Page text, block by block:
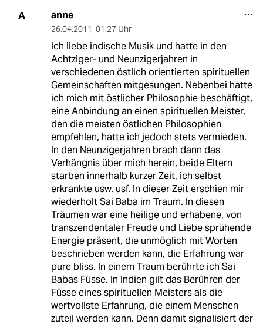
A anne
26.04.2011, 01:27 Uhr
Ich liebe indische Musik und hatte in den
Achtziger- und Neunzigerjahren in
verschiedenen östlich orientierten spirituellen
Gemeinschaften mitgesungen. Nebenbei hatte
ich mich mit östlicher Philosophie beschäftigt,
eine Anbindung an einen spirituellen Meister,
den die meisten östlichen Philosophien
empfehlen, hatte ich jedoch stets vermieden.
In den Neunzigerjahren brach dann das
Verhängnis über mich herein, beide Eltern
starben innerhalb kurzer Zeit, ich selbst
erkrankte usw. usf. In dieser Zeit erschien mir
wiederholt Sai Baba im Traum. In diesen
Träumen war eine heilige und erhabene, von
transzendentaler Freude und Liebe sprühende
Energie präsent, die unmöglich mit Worten
beschrieben werden kann, die Erfahrung war
pure bliss. In einem Traum berührte ich Sai
Babas Füsse. In Indien gilt das Berühren der
Füsse eines spirituellen Meisters als die
wertvollste Erfahrung, die einem Menschen
zuteil werden kann. Denn damit signalisiert der